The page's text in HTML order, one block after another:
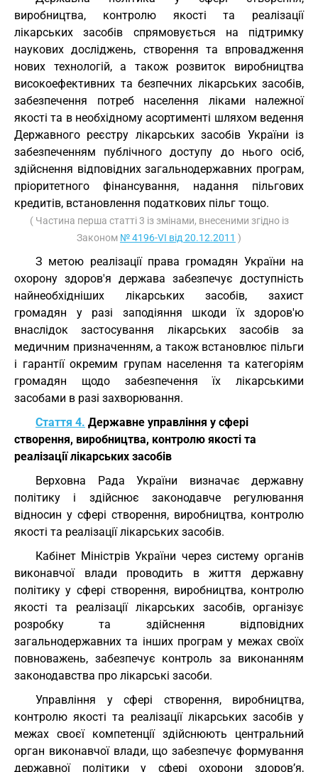
виробництва, контролю якості та реалізації
лікарських засобів спрямовується на підтримку
наукових досліджень, створення та впровадження
нових технологій, а також розвиток виробництва
високоефективних та безпечних лікарських засобів,
забезпечення потреб населення ліками належної
якості та в необхідному асортименті шляхом ведення
Державного реєстру лікарських засобів України із
забезпеченням публічного доступу до нього осіб,
здійснення відповідних загальнодержавних програм,
пріоритетного фінансування, надання пільгових
кредитів, встановлення податкових пільг тощо.
( Частина перша статті 3 із змінами, внесеними згідно із
Законом № 4196-VI від 20.12.2011 )
З метою реалізації права громадян України на
охорону здоров'я держава забезпечує доступність
найнеобхідніших лікарських засобів, захист
громадян у разі заподіяння шкоди їх здоров'ю
внаслідок застосування лікарських засобів за
медичним призначенням, а також встановлює пільги
і гарантії окремим групам населення та категоріям
громадян щодо забезпечення їх лікарськими
засобами в разі захворювання.
Стаття 4. Державне управління у сфері
створення, виробництва, контролю якості та
реалізації лікарських засобів
Верховна Рада України визначає державну
політику і здійснює законодавче регулювання
відносин у сфері створення, виробництва, контролю
якості та реалізації лікарських засобів.
Кабінет Міністрів України через систему органів
виконавчої влади проводить в життя державну
політику у сфері створення, виробництва, контролю
якості та реалізації лікарських засобів, організує
розробку та здійснення відповідних
загальнодержавних та інших програм у межах своїх
повноважень, забезпечує контроль за виконанням
законодавства про лікарські засоби.
Управління у сфері створення, виробництва,
контролю якості та реалізації лікарських засобів у
межах своєї компетенції здійснюють центральний
орган виконавчої влади, що забезпечує формування
державної політики у сфері охорони здоров’я,